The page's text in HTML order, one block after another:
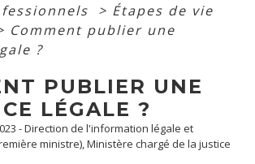
> Étapes de vie
Comment publier une
?
PUBLIER UNE
LÉGALE ?
- Direction de l'information légale et
ministre), Ministère chargé de la justice